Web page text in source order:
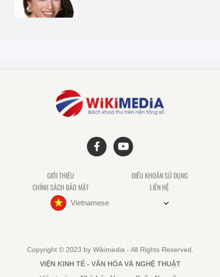
GIỚI THIỆU
ĐIỀU KHOẢN SỬ DỤNG
CHÍNH SÁCH BẢO MẬT
LIÊN HỆ
Vietnamese
Copyright © 2023 by Wikimedia - All Rights Reserved.
VIỆN KINH TẾ - VĂN HÓA VÀ NGHỆ THUẬT